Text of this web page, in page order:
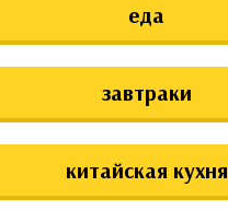
еда
завтраки
китайская кухня